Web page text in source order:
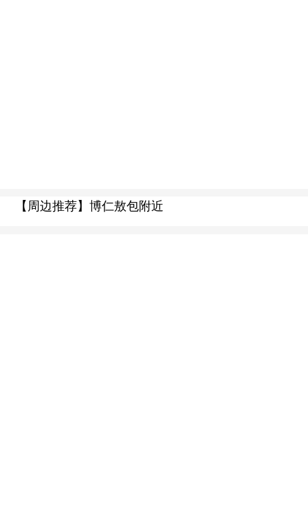
【周边推荐】博仁敖包附近